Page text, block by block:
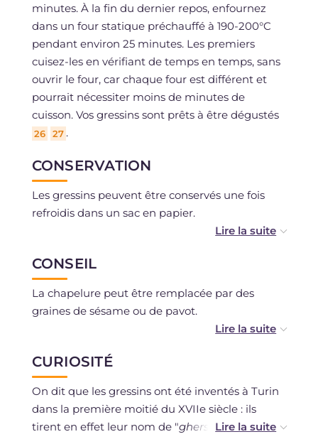
minutes. À la fin du dernier repos, enfournez
dans un four statique préchauffé à 190-200°C
pendant environ 25 minutes. Les premiers
cuisez-les en vérifiant de temps en temps, sans
ouvrir le four, car chaque four est différent et
pourrait nécessiter moins de minutes de
cuisson. Vos gressins sont prêts à être dégustés
26 27 .
CONSERVATION
Les gressins peuvent être conservés une fois
refroidis dans un sac en papier.
CONSEIL
La chapelure peut être remplacée par des
graines de sésame ou de pavot.
dans les mêmes quantités.
CURIOSITÉ
On dit que les gressins ont été inventés à Turin
dans la première moitié du XVIIe siècle : ils
tirent en effet leur nom de "gherssa" un pain